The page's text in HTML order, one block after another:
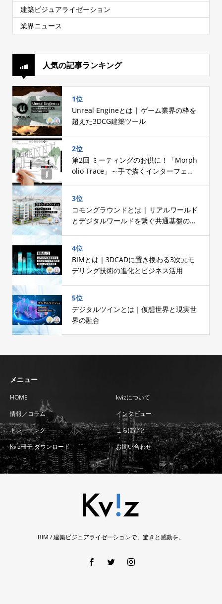
建築ビジュアライゼーション
業界ニュース
人気の記事ランキング
1位
Unreal Engineとは | ゲーム業界の枠を
超えた3DCG建築ツール
2位
第2回 ミーティングのお供に！「Morph
olio Trace」～手で描くインターフェー
3位
コモングラウンドとは | リアルワールド
とデジタルワールドを繋ぐ共通基盤の設
4位
BIMとは｜3DCADに置き換わる3次元モ
デリング技術の進化とビジネス活用
5位
デジタルツインとは｜仮想世界と現実世
界の融合
メニュー
HOME
kvizについて
情報／コラム
インタビュー
トレーニング
こらぼびと
Kviz冊子 ダウンロード
お問い合わせ
BIM / 建築ビジュアライゼーションで、驚きと感動を。